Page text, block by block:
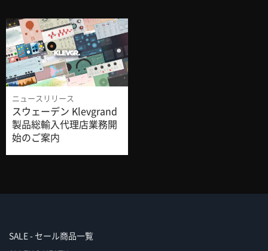
ニュースリリース
スウェーデン Klevgrand
製品総輸入代理店業務開
始のご案内
SALE - セール商品一覧